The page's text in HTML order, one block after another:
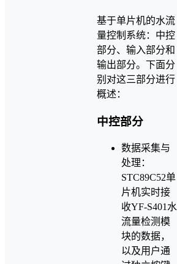
基于单片机的水流
量控制系统：中控
部分、输入部分和
输出部分。下面分
别对这三部分进行
概述：
中控部分
数据采集与
处理：
STC89C52单
片机实时接
收YF-S401水
流量检测模
块的数据，
以及用户通